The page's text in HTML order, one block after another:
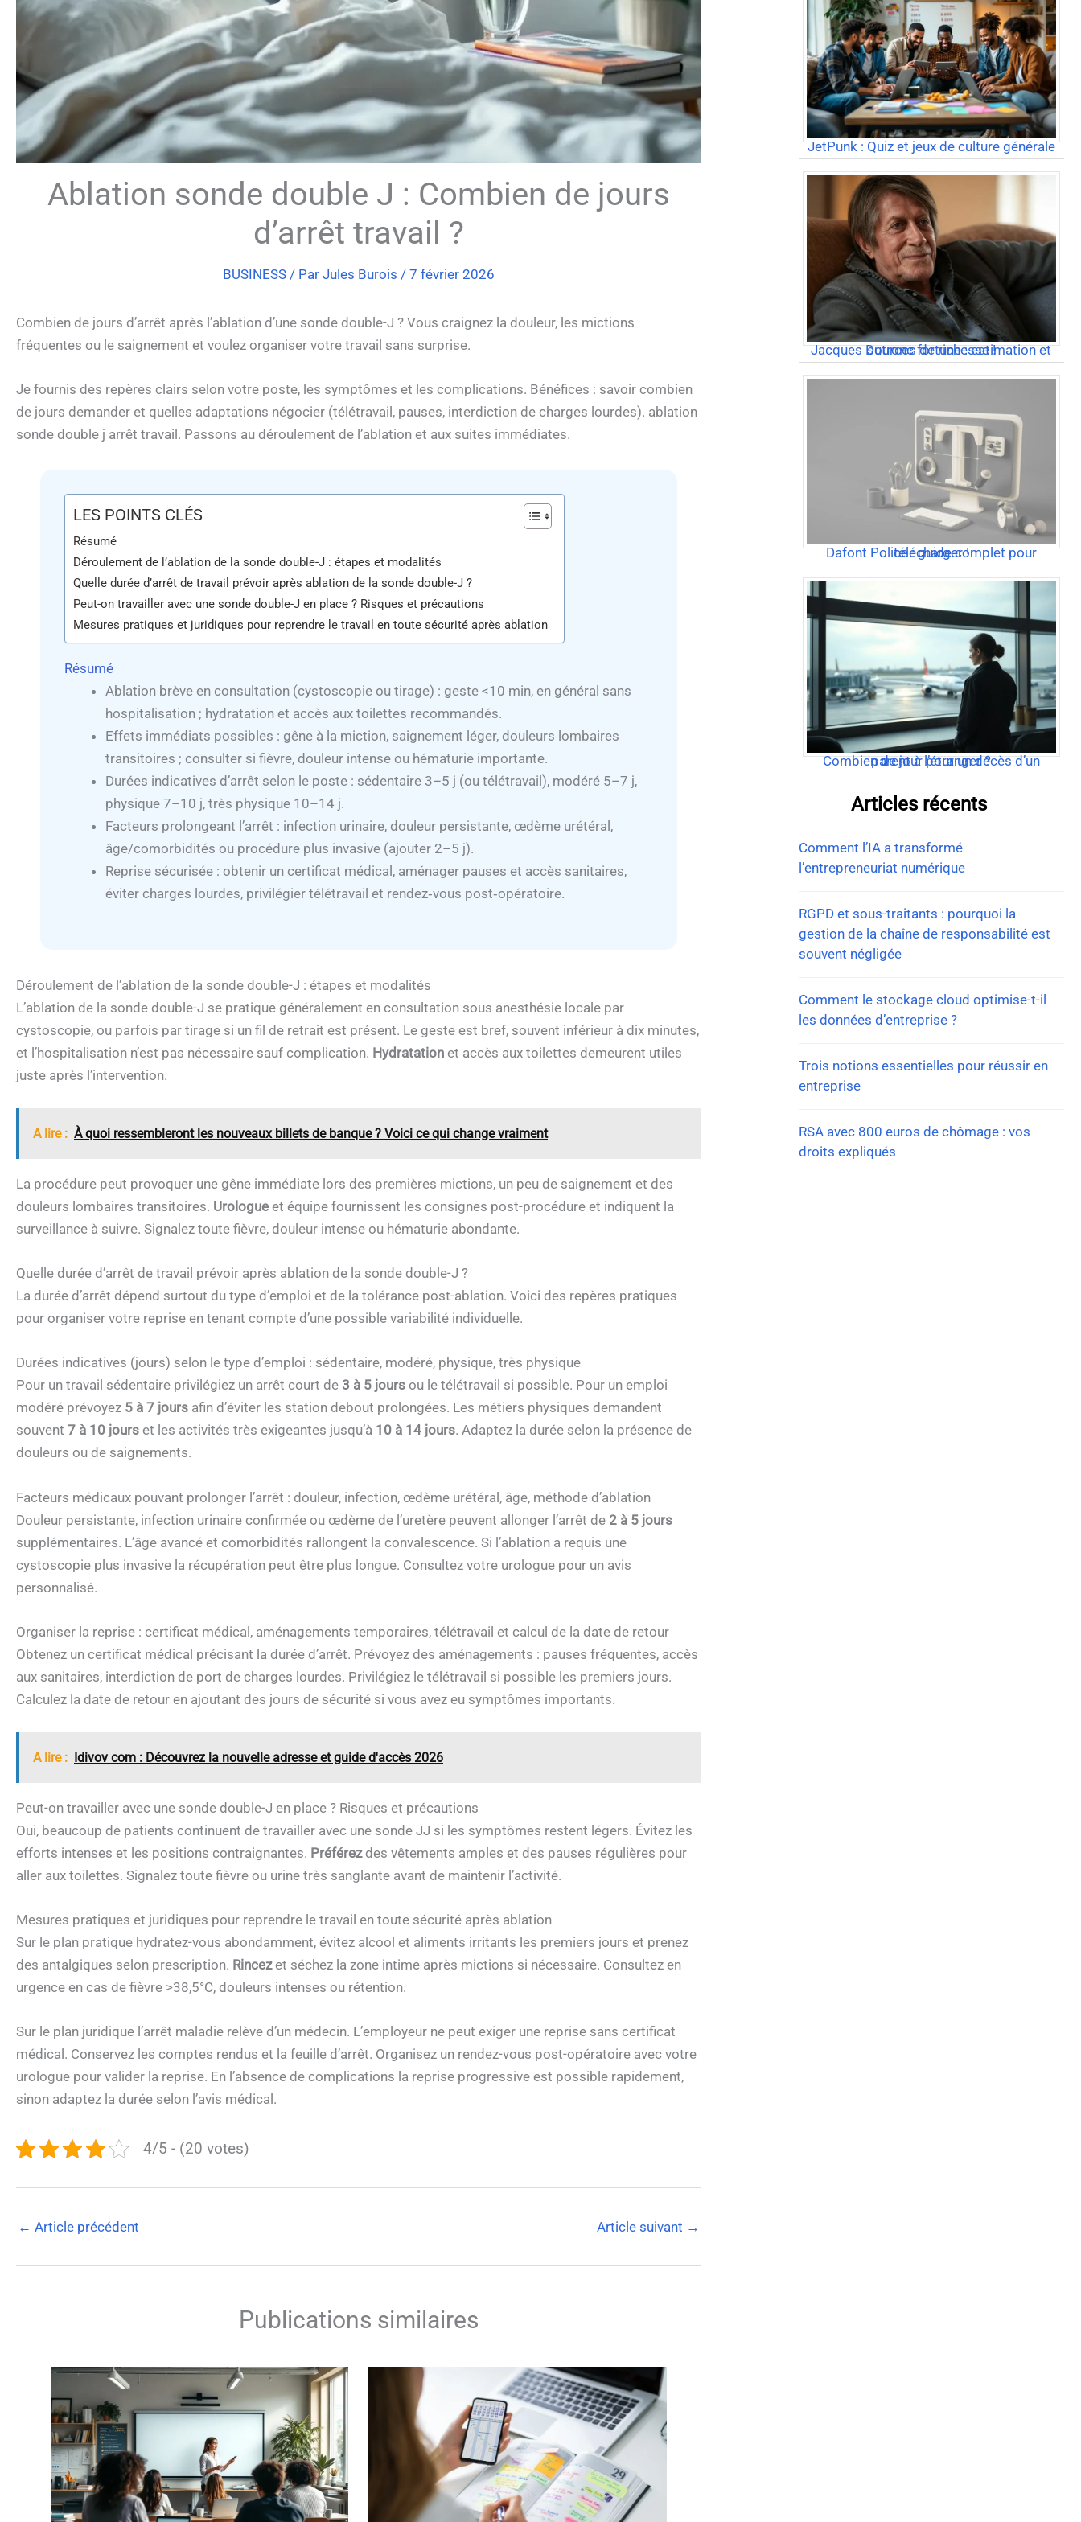
Ablation sonde double J : Combien de jours
d’arrêt travail ?
BUSINESS/ Par Jules Burois / 7 février 2026
Combien de jours d’arrêt après l’ablation d’une sonde double-J ? Vous craignez la douleur, les mictions
fréquentes ou le saignement et voulez organiser votre travail sans surprise.
Je fournis des repères clairs selon votre poste, les symptômes et les complications. Bénéfices : savoir combien
de jours demander et quelles adaptations négocier (télétravail, pauses, interdiction de charges lourdes). ablation
sonde double j arrêt travail. Passons au déroulement de l’ablation et aux suites immédiates.
LES POINTS CLÉS
Résumé
Déroulement de l’ablation de la sonde double-J : étapes et modalités
Quelle durée d’arrêt de travail prévoir après ablation de la sonde double-J ?
Peut-on travailler avec une sonde double-J en place ? Risques et précautions
Mesures pratiques et juridiques pour reprendre le travail en toute sécurité après ablation
Résumé
Ablation brève en consultation (cystoscopie ou tirage) : geste <10 min, en général sans
hospitalisation ; hydratation et accès aux toilettes recommandés.
Effets immédiats possibles : gêne à la miction, saignement léger, douleurs lombaires
transitoires ; consulter si fièvre, douleur intense ou hématurie importante.
Durées indicatives d’arrêt selon le poste : sédentaire 3–5 j (ou télétravail), modéré 5–7 j,
physique 7–10 j, très physique 10–14 j.
Facteurs prolongeant l’arrêt : infection urinaire, douleur persistante, œdème urétéral,
âge/comorbidités ou procédure plus invasive (ajouter 2–5 j).
Reprise sécurisée : obtenir un certificat médical, aménager pauses et accès sanitaires,
éviter charges lourdes, privilégier télétravail et rendez‑vous post‑opératoire.
Déroulement de l’ablation de la sonde double-J : étapes et modalités
L’ablation de la sonde double-J se pratique généralement en consultation sous anesthésie locale par
cystoscopie, ou parfois par tirage si un fil de retrait est présent. Le geste est bref, souvent inférieur à dix minutes,
et l’hospitalisation n’est pas nécessaire sauf complication. Hydratation et accès aux toilettes demeurent utiles
juste après l’intervention.
A lire : À quoi ressembleront les nouveaux billets de banque ? Voici ce qui change vraiment
La procédure peut provoquer une gêne immédiate lors des premières mictions, un peu de saignement et des
douleurs lombaires transitoires. Urologue et équipe fournissent les consignes post-procédure et indiquent la
surveillance à suivre. Signalez toute fièvre, douleur intense ou hématurie abondante.
Quelle durée d’arrêt de travail prévoir après ablation de la sonde double-J ?
La durée d’arrêt dépend surtout du type d’emploi et de la tolérance post-ablation. Voici des repères pratiques
pour organiser votre reprise en tenant compte d’une possible variabilité individuelle.
Durées indicatives (jours) selon le type d’emploi : sédentaire, modéré, physique, très physique
Pour un travail sédentaire privilégiez un arrêt court de 3 à 5 jours ou le télétravail si possible. Pour un emploi
modéré prévoyez 5 à 7 jours afin d’éviter les station debout prolongées. Les métiers physiques demandent
souvent 7 à 10 jours et les activités très exigeantes jusqu’à 10 à 14 jours. Adaptez la durée selon la présence de
douleurs ou de saignements.
Facteurs médicaux pouvant prolonger l’arrêt : douleur, infection, œdème urétéral, âge, méthode d’ablation
Douleur persistante, infection urinaire confirmée ou œdème de l’uretère peuvent allonger l’arrêt de 2 à 5 jours
supplémentaires. L’âge avancé et comorbidités rallongent la convalescence. Si l’ablation a requis une
cystoscopie plus invasive la récupération peut être plus longue. Consultez votre urologue pour un avis
personnalisé.
Organiser la reprise : certificat médical, aménagements temporaires, télétravail et calcul de la date de retour
Obtenez un certificat médical précisant la durée d’arrêt. Prévoyez des aménagements : pauses fréquentes, accès
aux sanitaires, interdiction de port de charges lourdes. Privilégiez le télétravail si possible les premiers jours.
Calculez la date de retour en ajoutant des jours de sécurité si vous avez eu symptômes importants.
A lire : Idivov com : Découvrez la nouvelle adresse et guide d'accès 2026
Peut-on travailler avec une sonde double-J en place ? Risques et précautions
Oui, beaucoup de patients continuent de travailler avec une sonde JJ si les symptômes restent légers. Évitez les
efforts intenses et les positions contraignantes. Préférezdes vêtements amples et des pauses régulières pour
aller aux toilettes. Signalez toute fièvre ou urine très sanglante avant de maintenir l’activité.
Mesures pratiques et juridiques pour reprendre le travail en toute sécurité après ablation
Sur le plan pratique hydratez-vous abondamment, évitez alcool et aliments irritants les premiers jours et prenez
des antalgiques selon prescription. Rincezet séchez la zone intime après mictions si nécessaire. Consultez en
urgence en cas de fièvre >38,5°C, douleurs intenses ou rétention.
Sur le plan juridique l’arrêt maladie relève d’un médecin. L’employeur ne peut exiger une reprise sans certificat
médical. Conservez les comptes rendus et la feuille d’arrêt. Organisez un rendez-vous post-opératoire avec votre
urologue pour valider la reprise. En l’absence de complications la reprise progressive est possible rapidement,
sinon adaptez la durée selon l’avis médical.
4/5 - (20 votes)
← Article précédent Article suivant →
Publications similaires
JetPunk : Quiz et jeux de culture générale
Jacques Dutronc fortune : estimation et sources de richesse !
Dafont Police : guide complet pour télécharger !
Combien de jour pour un décès d’un parent à l’étranger ?
Articles récents
Comment l’IA a transformé
l’entrepreneuriat numérique
RGPD et sous-traitants : pourquoi la
gestion de la chaîne de responsabilité est
souvent négligée
Comment le stockage cloud optimise-t-il
les données d’entreprise ?
Trois notions essentielles pour réussir en
entreprise
RSA avec 800 euros de chômage : vos
droits expliqués